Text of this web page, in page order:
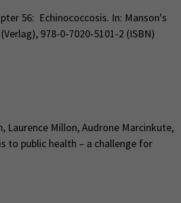
56: Echinococcosis. In: Manson's
978-0-7020-5101-2 (ISBN)
Laurence Millon, Audrone Marcinkute,
to public health – a challenge for